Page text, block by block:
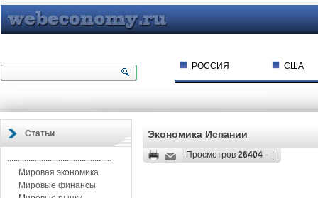
РОССИЯ США
Статьи
.................................................
Мировая экономика
Мировые финансы
Экономика Испании
Просмотров 26404 - |